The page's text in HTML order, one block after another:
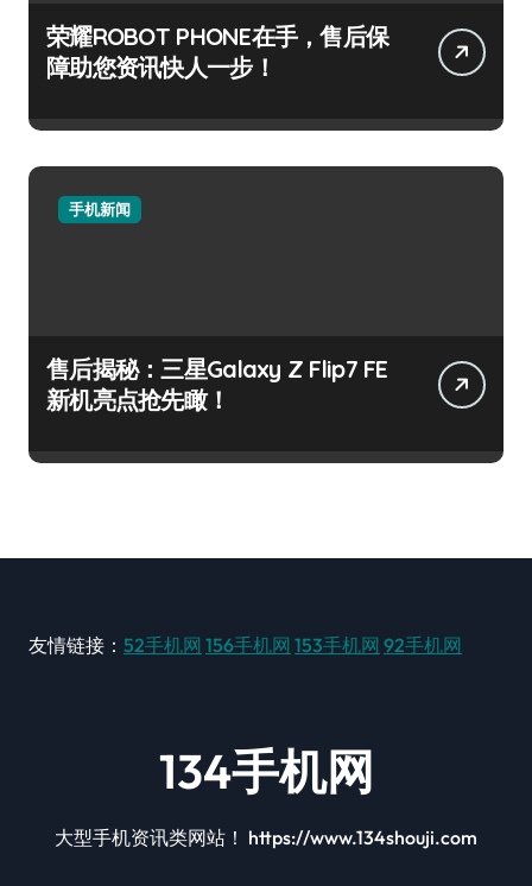
荣耀ROBOT PHONE在手，售后保
障助您资讯快人一步！
手机新闻
售后揭秘：三星Galaxy Z Flip7 FE
新机亮点抢先瞰！
友情链接： 52手机网 156手机网 153手机网 92手机网
134手机网
大型手机资讯类网站！ https://www.134shouji.com